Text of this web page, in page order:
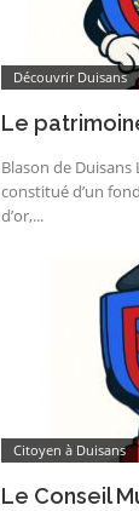
Découvrir Duisans
Le
Blason de
constitué d’un
d’or,...
Citoyen à Duisans
Le Conseil